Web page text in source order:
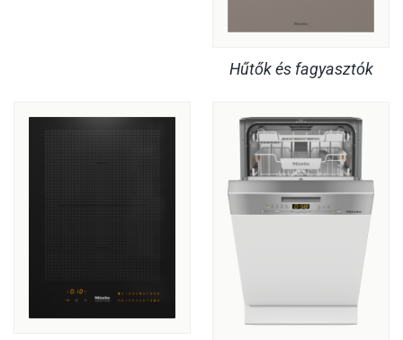
Hűtők és fagyasztók